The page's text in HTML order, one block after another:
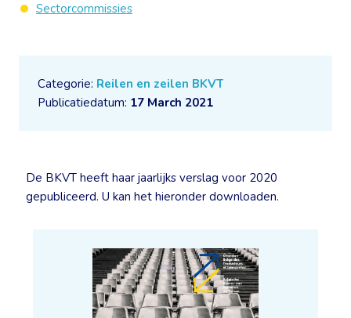
Categorie: Reilen en zeilen BKVT
Publicatiedatum: 17 March 2021
De BKVT heeft haar jaarlijks verslag voor 2020
gepubliceerd. U kan het hieronder downloaden.
Sectorcommissies